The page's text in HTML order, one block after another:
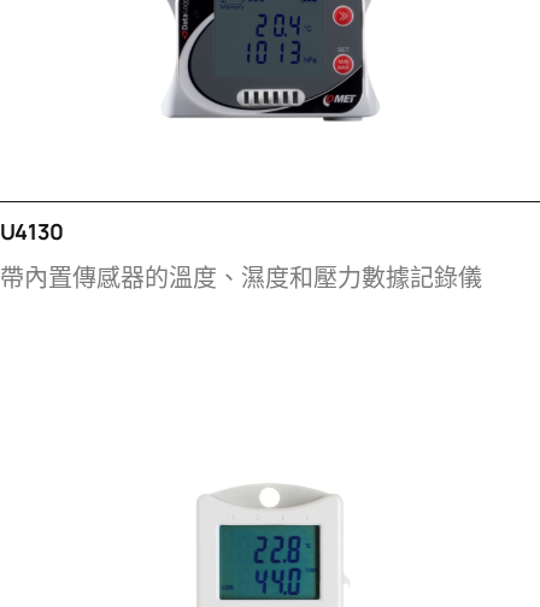
U4130
帶內置傳感器的溫度、濕度和壓力數據記錄儀